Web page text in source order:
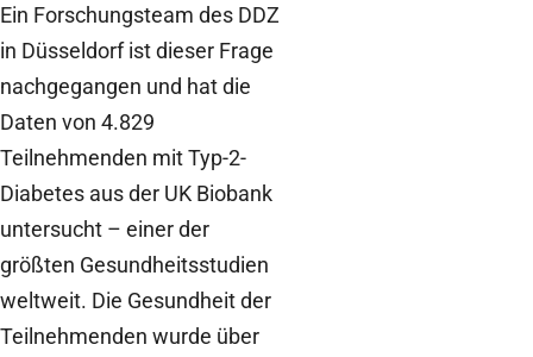
Ein Forschungsteam des DDZ
in Düsseldorf ist dieser Frage
nachgegangen und hat die
Daten von 4.829
Teilnehmenden mit Typ-2-
Diabetes aus der UK Biobank
untersucht – einer der
größten Gesundheitsstudien
weltweit. Die Gesundheit der
Teilnehmenden wurde über